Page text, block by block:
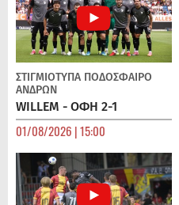
ΣΤΙΓΜΙΟΤΥΠΑ ΠΟΔΌΣΦΑΙΡΟ
ΑΝΔΡΏΝ
WILLEM - ΟΦΗ 2-1
01/08/2026 | 15:00